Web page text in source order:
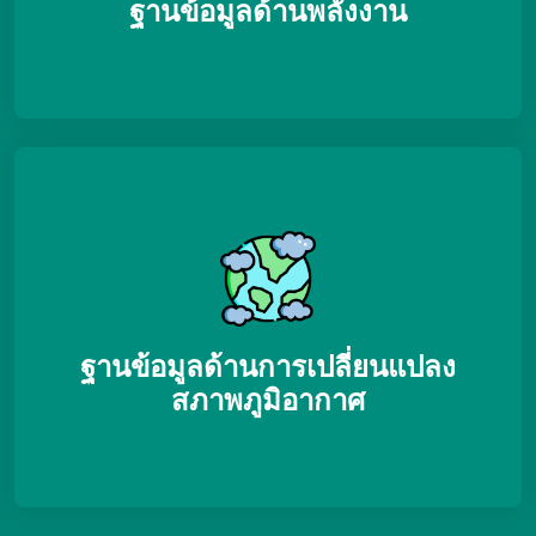
ฐานข้อมูลด้านพลังงาน
ฐานข้อมูลด้านการเปลี่ยนแปลง
สภาพภูมิอากาศ